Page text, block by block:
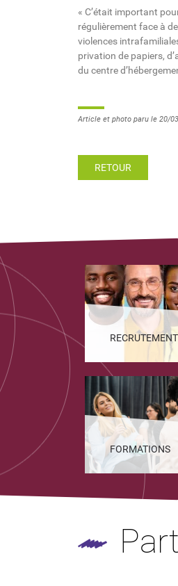
« C’était important
régulièrement face à
violences
privation de papiers,
du centre
Article et photo paru le 20/
RETOUR
RECRUTEMENT
FORMATIONS